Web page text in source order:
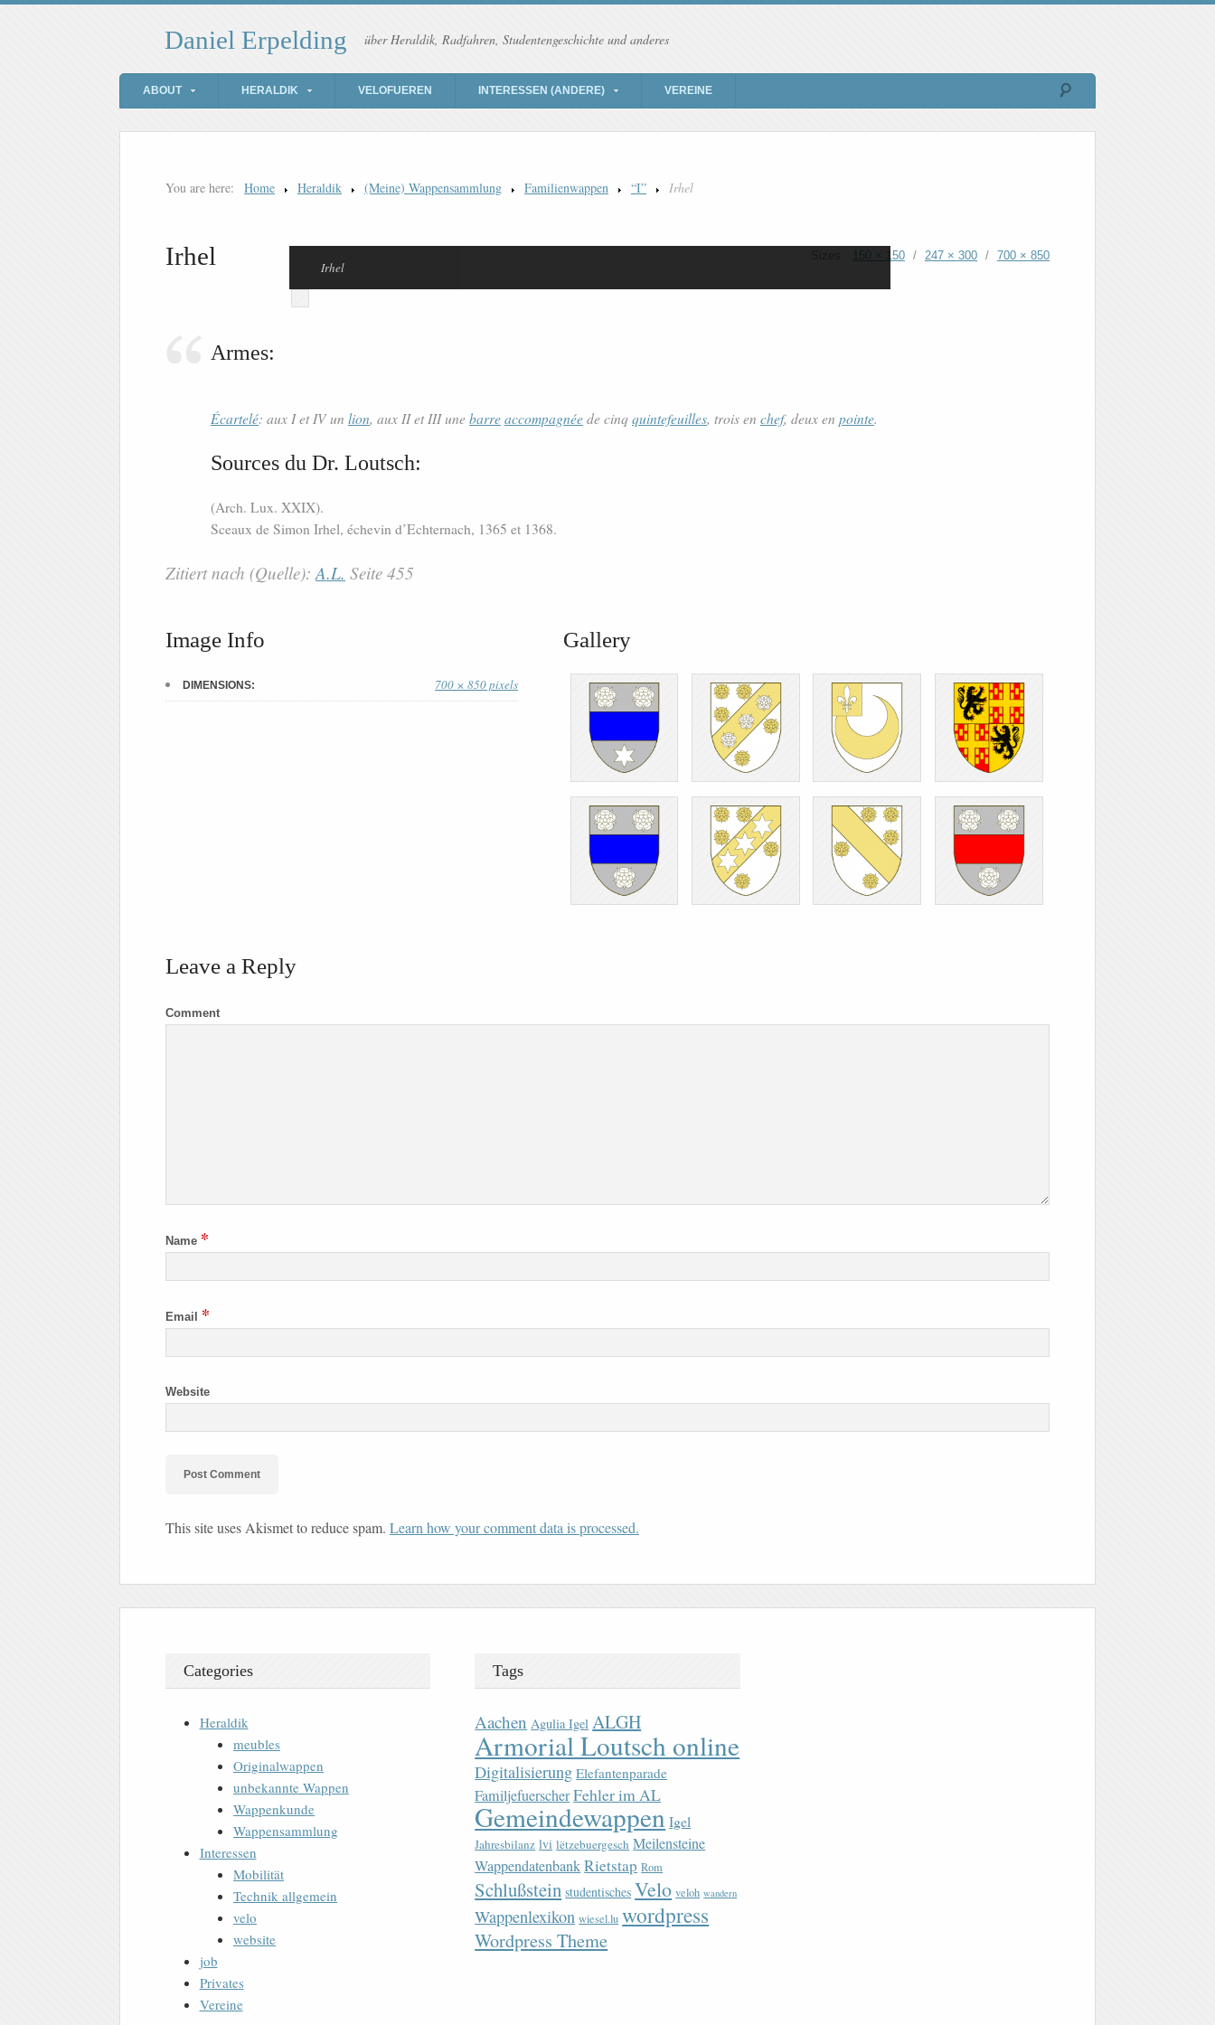
Daniel Erpelding über Heraldik, Radfahren, Studentengeschichte und anderes
ABOUT HERALDIK VELOFUEREN INTERESSEN (ANDERE) VEREINE
You are here: Home Heraldik (Meine) Wappensammlung Familienwappen “I” Irhel
Irhel 150 × 150 / 247 × 300 / 700 × 850
Irhel
Armes:
Écartelé: aux I et IV un lion, aux II et III unebarreaccompagnéede cinqquintefeuilles, trois en chef, deux en pointe.
Sources du Dr. Loutsch:
(Arch. Lux. XXIX).
Sceaux de Simon Irhel, échevin d’Echternach, 1365 et 1368.
Zitiert nach (Quelle):A.L. Seite 455
Image Info
DIMENSIONS: 700 × 850 pixels
Gallery
Leave a Reply
Comment
Name *
Email *
Website
This site uses Akismet to reduce spam. Learn how your comment data is processed.
Categories
Heraldik
meubles
Originalwappen
unbekannte Wappen
Wappenkunde
Wappensammlung
Interessen
Mobilität
Technik allgemein
velo
website
job
Privates
Vereine
Tags
Aachen Agulia Igel ALGH
Armorial Loutsch online
Digitalisierung Elefantenparade
FamiljefuerscherFehler im AL
Gemeindewappen Igel
Jahresbilanz lvi lëtzebuergesch Meilensteine
WappendatenbankRietstap Rom
Schlußstein studentisches Velo veloh wandern
Wappenlexikon wiesel.lu wordpress
Wordpress Theme